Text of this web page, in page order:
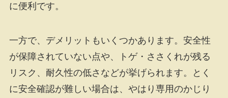
に便利です。
一方で、デメリットもいくつかあります。安全性
が保障されていない点や、トゲ・ささくれが残る
リスク、耐久性の低さなどが挙げられます。とく
に安全確認が難しい場合は、やはり専用のかじり